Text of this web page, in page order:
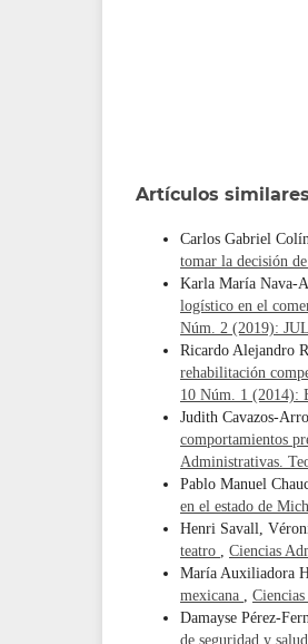
Artículos similares
Carlos Gabriel
tomar la decisión
Karla María Nava-
logístico en el
Núm. 2 (2019):
Ricardo Alejandro
rehabilitación
10 Núm. 1 (2014):
Judith Cavazos-
comportamientos
Administrativas.
Pablo Manuel
en el estado de
Henri Savall,
teatro , Ciencias
María Auxiliadora
mexicana ,
Damayse Pérez-
de seguridad y